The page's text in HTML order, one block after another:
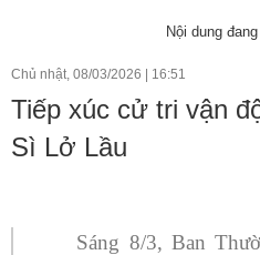
Nội dung đang
Chủ nhật, 08/03/2026 16:51
Tiếp xúc cử tri vận
Sì Lở Lầu
Sáng 8/3, Ban